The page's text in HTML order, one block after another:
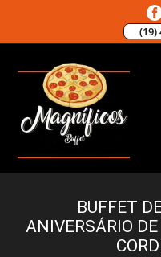
(19)
BUFFET
ANIVERSÁRIO